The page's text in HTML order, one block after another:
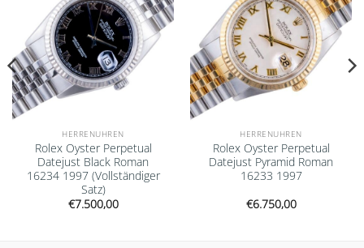
HERRENUHREN
Rolex Oyster Perpetual
Datejust Black Roman
16234 1997 (Vollständiger
Satz)
€7.500,00
HERRENUHREN
Rolex Oyster Perpetual
Datejust Pyramid Roman
16233 1997
€6.750,00